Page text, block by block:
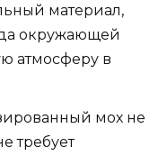
материал,
окружающей
атмосферу в
мох не
требует